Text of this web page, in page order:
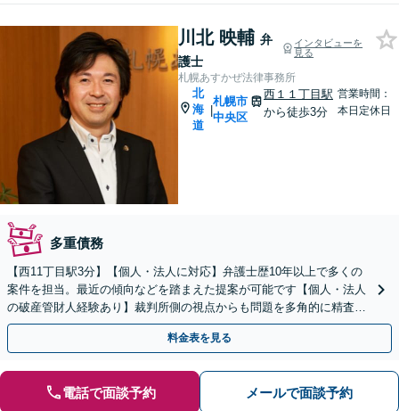
川北 映輔 弁
護士
インタビューを
見る
札幌あすかぜ法律事務所
北
海
道
|
札幌市
中央区
西１１丁目駅
から徒歩3分
営業時間：
本日定休日
多重債務
【西11丁目駅3分】【個人・法人に対応】弁護士歴10年以上で多くの
案件を担当。最近の傾向などを踏まえた提案が可能です【個人・法人
の破産管財人経験あり】裁判所側の視点からも問題を多角的に精査し
ます【初回面談無料】【法テラス利用可】
料金表を見る
電話で面談予約 メールで面談予約